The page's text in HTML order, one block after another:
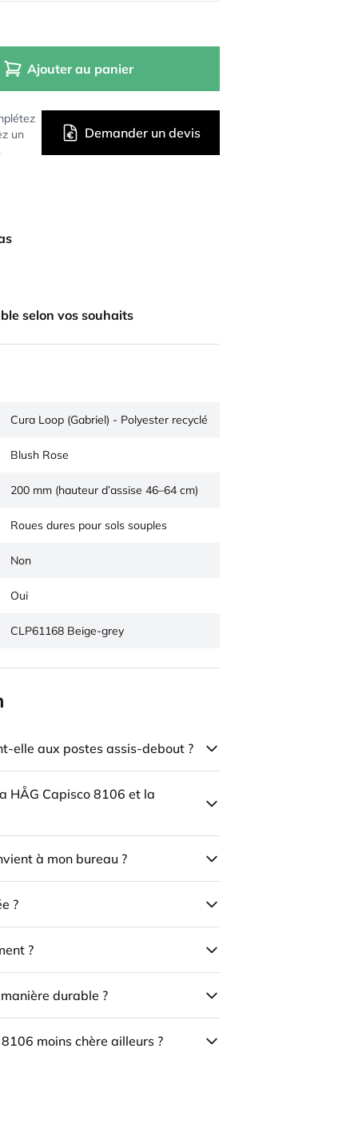
Ajouter au panier
un
Demander un devis
selon vos souhaits
Cura Loop (Gabriel) - Polyester recyclé
Blush Rose
200 mm (hauteur d’assise 46–64 cm)
Roues dures pour sols souples
Non
Oui
CLP61168 Beige-grey
elle aux postes assis-debout ?
HÅG Capisco 8106 et la
à mon bureau ?
?
?
durable ?
moins chère ailleurs ?